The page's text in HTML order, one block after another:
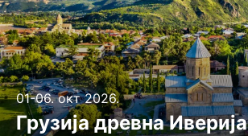
01-06. окт 2026.
Грузија древна Иверија